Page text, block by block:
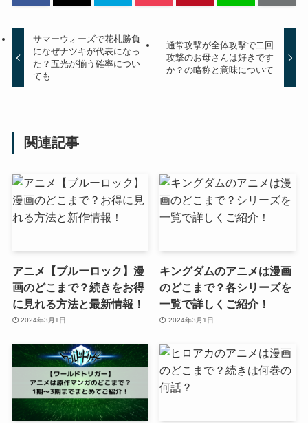
サマーウォーズで花札勝負
になぜナツキが代表になっ
た？五光が揃う確率につい
ても
通常攻撃が全体攻撃で二回
攻撃のお母さんは好きです
か？の略称と意味について
関連記事
アニメ【ブルーロック】漫
画のどこまで？続きをお得
に見れる方法と最新情報！
2024年3月1日
キングダムのアニメは漫画
のどこまで？各シリーズを
一覧で詳しくご紹介！
2024年3月1日